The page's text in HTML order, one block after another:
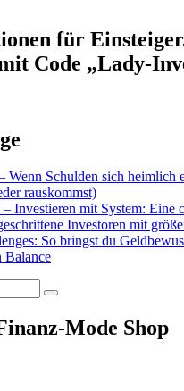
für
Code „Lady-
Wenn Schulden sich heimlich
rauskommst)
Investieren mit System: Eine
Investoren mit
So bringst du
Balance
Suchen
Mode Shop